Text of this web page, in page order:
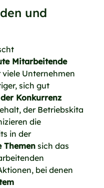
und
Mitarbeitende
Unternehmen
sich gut
Konkurrenz
der Betriebskita
die
in der
Themen sich das
bei denen